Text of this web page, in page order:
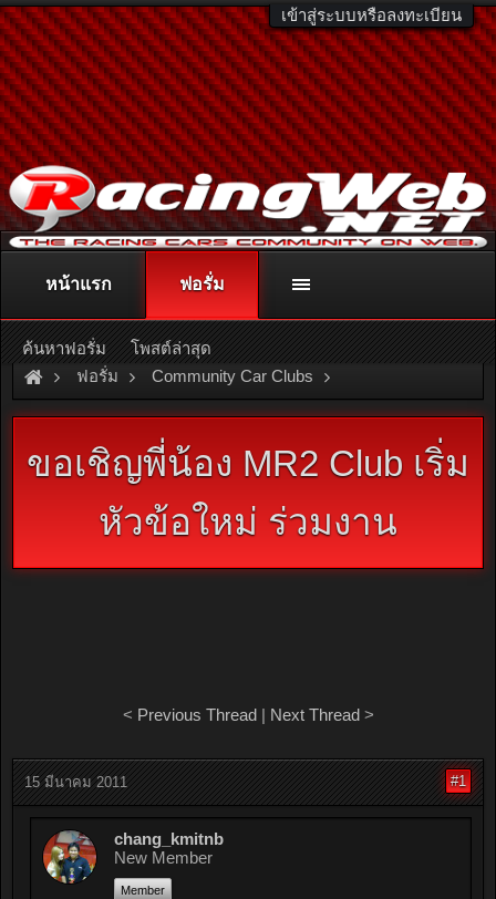
เข้าสู่ระบบหรือลงทะเบียน
ติดต่อลงโฆษณา racingweb@gmail.comหรือโทร. 081-811-1138
หรืออ่านรายละเอียดเพิ่มเติม คลิกที่นี่
ฟอรั่ม Community Car Clubs
Toyota Car Clubs MR2 Club
ขอเชิญพี่น้อง MR2 Club เริ่ม
หัวข้อใหม่ ร่วมงาน
< Previous Thread| Next Thread>
15 มีนาคม 2011 #1
chang_kmitnb
New Member
Member
หน้าแรก ฟอรั่ม
ค้นหาฟอรั่ม โพสต์ล่าสุด